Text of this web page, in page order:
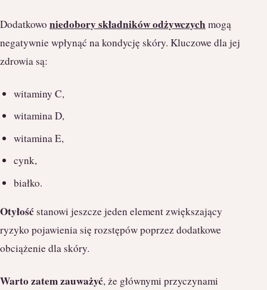
Dodatkowo niedobory składników odżywczych mogą
negatywnie wpłynąć na kondycję skóry. Kluczowe dla jej
zdrowia są:
witaminy C,
witamina D,
witamina E,
cynk,
białko.
Otyłość stanowi jeszcze jeden element zwiększający
ryzyko pojawienia się rozstępów poprzez dodatkowe
obciążenie dla skóry.
Warto zatem zauważyć, że głównymi przyczynami